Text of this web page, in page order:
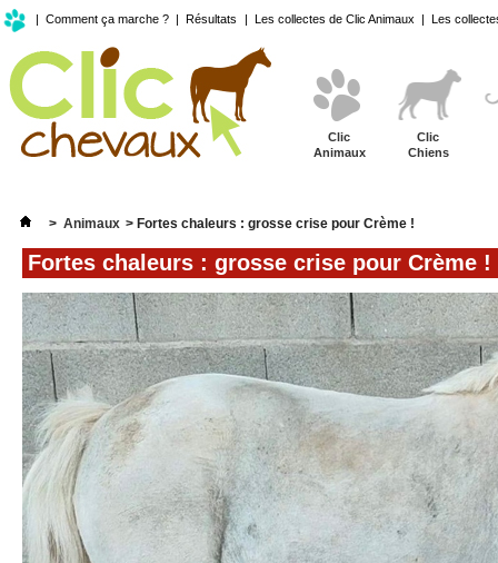
| Comment ça marche ? | Résultats | Les collectes de Clic Animaux | Les
Clic
Animaux
Clic
Chiens
> Animaux > Fortes chaleurs : grosse crise pour Crème !
Fortes chaleurs : grosse crise pour Crème !